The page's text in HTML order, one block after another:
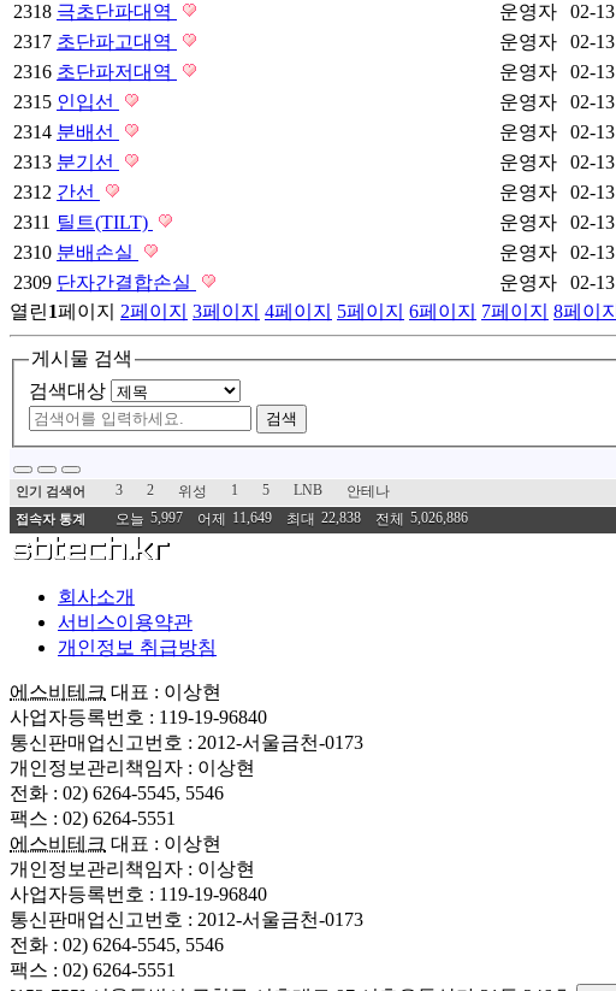
2318 극초단파대역 운영자 02-13
2317 초단파고대역 운영자 02-13
2316 초단파저대역 운영자 02-13
2315 인입선 운영자 02-13
2314 분배선 운영자 02-13
2313 분기선 운영자 02-13
2312 간선 운영자 02-13
2311 틸트(TILT) 운영자 02-13
2310 분배손실 운영자 02-13
2309 단자간결합손실 운영자 02-13
열린1페이지 2페이지 3페이지 4페이지 5페이지 6페이지 7페이지 8페이지
게시물 검색
검색대상
검색
인기 검색어 3 2 위성 1 5 LNB 안테나
접속자 통계 오늘 5,997 어제 11,649 최대 22,838 전체 5,026,886
회사소개
서비스이용약관
개인정보 취급방침
에스비테크 대표 : 이상현
사업자등록번호 : 119-19-96840
통신판매업신고번호 : 2012-서울금천-0173
개인정보관리책임자 : 이상현
전화 : 02) 6264-5545, 5546
팩스 : 02) 6264-5551
에스비테크 대표 : 이상현
개인정보관리책임자 : 이상현
사업자등록번호 : 119-19-96840
통신판매업신고번호 : 2012-서울금천-0173
전화 : 02) 6264-5545, 5546
팩스 : 02) 6264-5551